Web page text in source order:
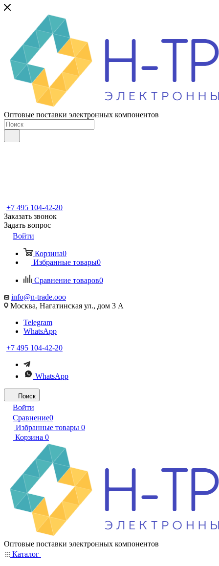
Оптовые поставки электронных компонентов
+7 495 104-42-20
Заказать звонок
Задать вопрос
Войти
Корзина0
Избранные товары0
Сравнение товаров0
info@n-trade.ooo
Москва, Нагатинская ул., дом 3 А
Telegram
WhatsApp
+7 495 104-42-20
WhatsApp
Поиск
Войти
Сравнение0
Избранные товары 0
Корзина 0
Оптовые поставки электронных компонентов
Каталог